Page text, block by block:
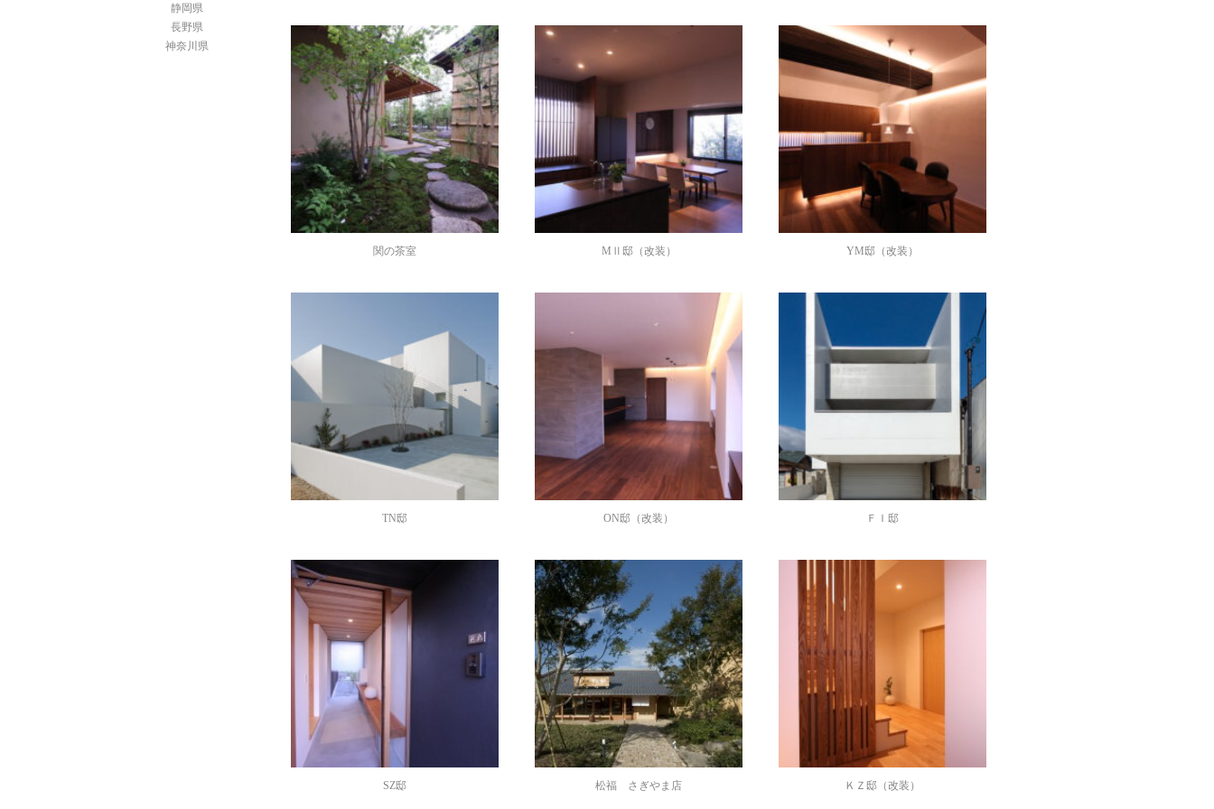
静岡県
長野県
神奈川県
関の茶室 MⅡ邸（改装） YM邸（改装）
TN邸 ON邸（改装） ＦＩ邸
SZ邸 松福 さぎやま店 ＫＺ邸（改装）